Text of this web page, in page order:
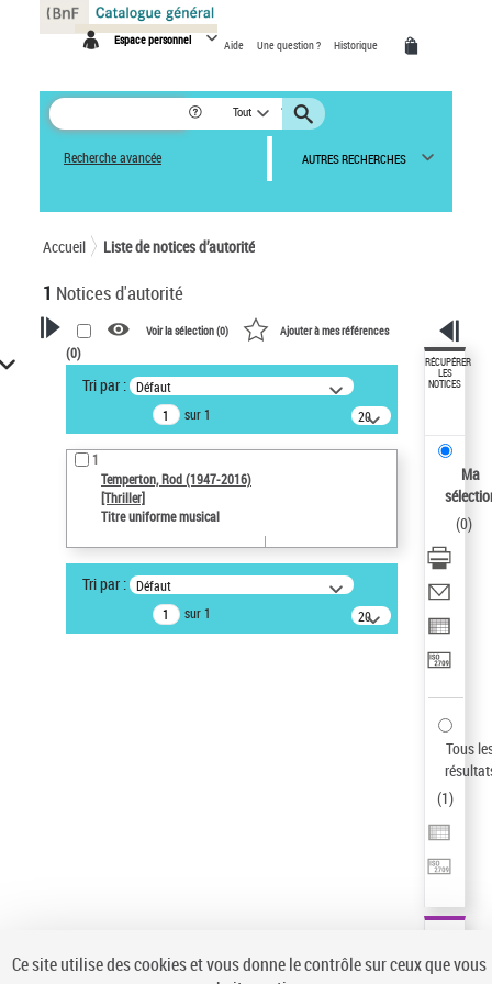
Espace personnel Aide Une question ? Historique
Tout
Recherche avancée AUTRES RECHERCHES
Accueil Liste de notices d’autorité
1 Notices d'autorité
VOTRE RECHERCHE
Recherche avancée dans les
notices d’autorité
Œuvres liées à l'auteur :
Temperton, Rod (1947-2016)
Type de notice d'autorité
Type de notice d'autorité
Voir la sélection (0) Ajouter à mes références
(0)
Tri par : Défaut
sur 1
20
résultats/page
1
Temperton, Rod (1947-2016)
[Thriller]
Titre uniforme musical
Tri par : Défaut
sur 1
20
résultats/page
RÉCUPÉRER
LES
NOTICES
Ma
(0)
Tous
(1)
Panneau de gestion des cookies
Ce site utilise des cookies et vous donne le contrôle sur ceux que vous